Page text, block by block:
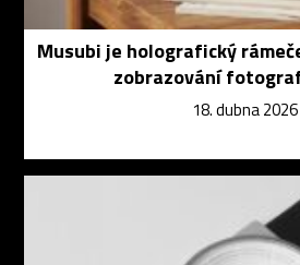
Musubi je holografický
zobrazování
18. dubna 2026